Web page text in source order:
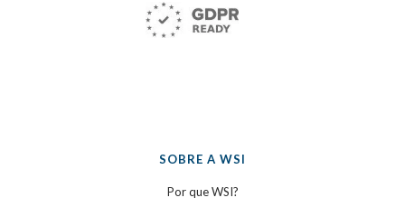
SOBRE A WSI
Por que WSI?